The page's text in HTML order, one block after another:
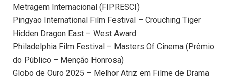
Metragem Internacional (FIPRESCI)
Pingyao International Film Festival – Crouching Tiger
Hidden Dragon East – West Award
Philadelphia Film Festival – Masters Of Cinema (Prêmio
do Público – Menção Honrosa)
Globo de Ouro 2025 – Melhor Atriz em Filme de Drama